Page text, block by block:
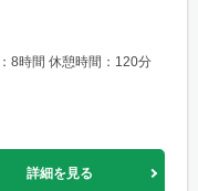
8時間 休憩時間：120分
詳細を見る